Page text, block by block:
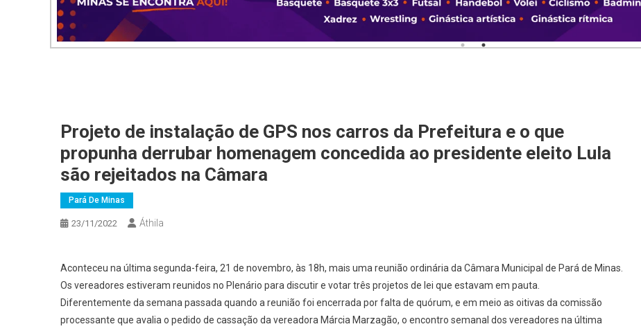
Projeto de instalação de GPS nos carros da Prefeitura e o que
propunha derrubar homenagem concedida ao presidente eleito Lula
são rejeitados na Câmara
Pará De Minas
23/11/2022 Áthila
Aconteceu na última segunda-feira, 21 de novembro, às 18h, mais uma reunião ordinária da Câmara Municipal de Pará de Minas.
Os vereadores estiveram reunidos no Plenário para discutir e votar três projetos de lei que estavam em pauta.
Diferentemente da semana passada quando a reunião foi encerrada por falta de quórum, e em meio as oitivas da comissão
processante que avalia o pedido de cassação da vereadora Márcia Marzagão, o encontro semanal dos vereadores na última